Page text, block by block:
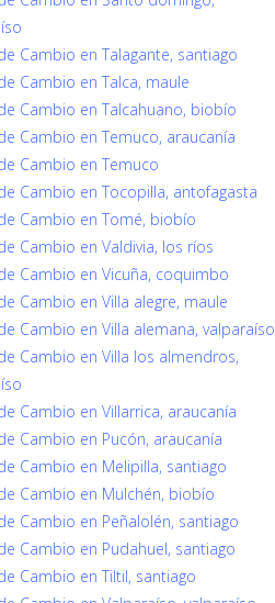
Cambio en Talagante, santiago
Cambio en Talca, maule
Cambio en Talcahuano, biobío
Cambio en Temuco, araucanía
Cambio en Temuco
Cambio en Tocopilla, antofagasta
Cambio en Tomé, biobío
Cambio en Valdivia, los ríos
Cambio en Vicuña, coquimbo
Cambio en Villa alegre, maule
Cambio en Villa alemana, valparaíso
Cambio en Villa los almendros,
Cambio en Villarrica, araucanía
Cambio en Pucón, araucanía
Cambio en Melipilla, santiago
Cambio en Mulchén, biobío
Cambio en Peñalolén, santiago
Cambio en Pudahuel, santiago
Cambio en Tiltil, santiago